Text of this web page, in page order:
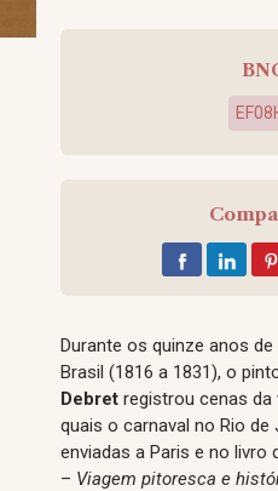
Durante os quinze anos
Brasil (1816 a 1831), o
Debret registrou cenas da
quais o carnaval no Rio de
enviadas a Paris e no livro
– Viagem pitoresca e